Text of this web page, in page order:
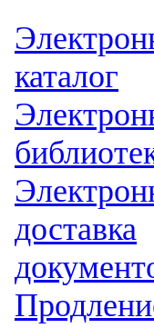
каталог
доставка